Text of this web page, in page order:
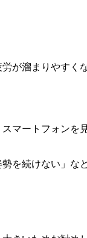
が溜まりやすく
マートフォンを
を続けない」な